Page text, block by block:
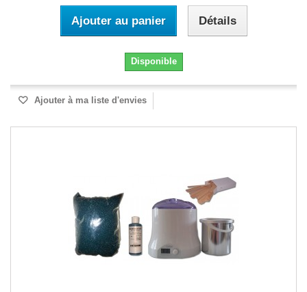
Ajouter au panier Détails
Disponible
Ajouter à ma liste d'envies